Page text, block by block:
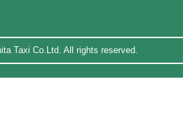
Taxi Co.Ltd. All rights reserved.